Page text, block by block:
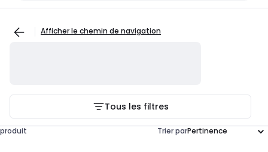
Afficher le chemin de navigation
Tous les filtres
produit Trier par